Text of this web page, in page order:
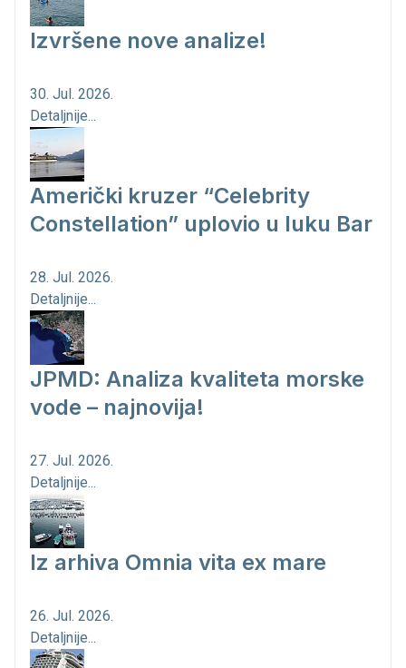
Izvršene nove analize!
30. Jul. 2026.
Detaljnije...
Američki kruzer “Celebrity
Constellation” uplovio u luku Bar
28. Jul. 2026.
Detaljnije...
JPMD: Analiza kvaliteta morske
vode – najnovija!
27. Jul. 2026.
Detaljnije...
Iz arhiva Omnia vita ex mare
26. Jul. 2026.
Detaljnije...